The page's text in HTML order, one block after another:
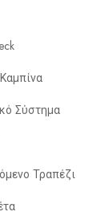
Σύστημα
Τραπέζι